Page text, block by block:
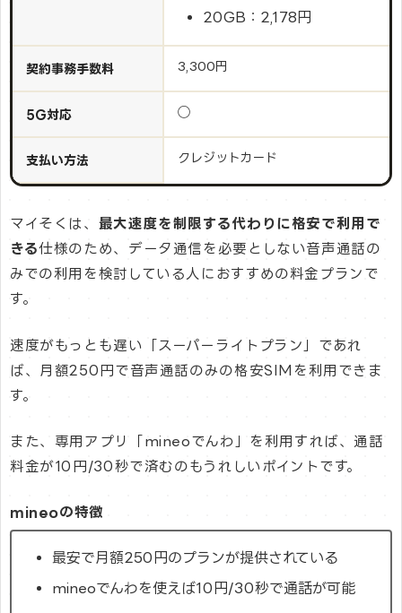
20GB：2,178円
契約事務手数料 3,300円
5G対応 ◯
支払い方法 クレジットカード
マイそくは、 最大速度を制限する代わりに格安で利用で
きる仕様のため、データ通信を必要としない音声通話の
みでの利用を検討している人におすすめの料金プランで
す。
速度がもっとも遅い「スーパーライトプラン」であれ
ば、月額250円で音声通話のみの格安SIMを利用できま
す。
また、専用アプリ「mineoでんわ」を利用すれば、通話
料金が10円/30秒で済むのもうれしいポイントです。
mineoの特徴
最安で月額250円のプランが提供されている
mineoでんわを使えば10円/30秒で通話が可能